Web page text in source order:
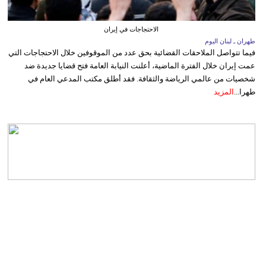
الاحتجاجات في إيران
طهران ـ لبنان اليوم
فيما تتواصل الملاحقات القضائية بحق عدد من الموقوفين خلال الاحتجاجات التي
عمت إيران خلال الفترة الماضية، أعلنت النيابة العامة فتح قضايا جديدة ضد
شخصيات من عالمي الرياضة والثقافة. فقد أطلق مكتب المدعي العام في
طهرا... المزيد